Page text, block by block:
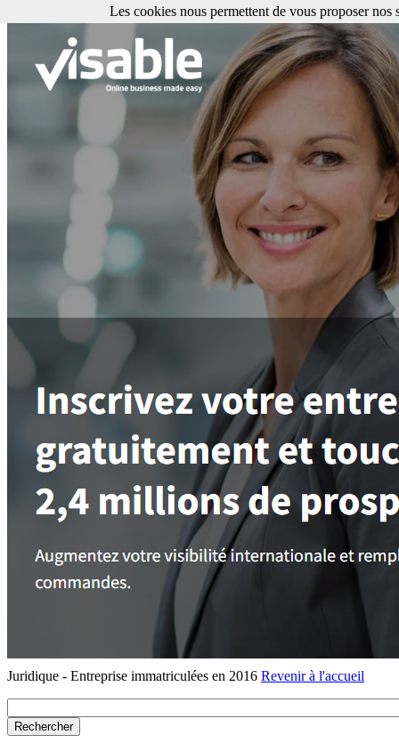
Juridique - Entreprise immatriculées en 2016 Revenir à l'accueil
Les cookies nous permettent de vous proposer